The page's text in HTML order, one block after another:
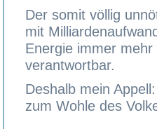
Der somit völlig
mit
Energie immer
verantwortbar.
Deshalb mein
zum Wohle des